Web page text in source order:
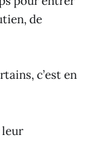
de
c’est en
leur